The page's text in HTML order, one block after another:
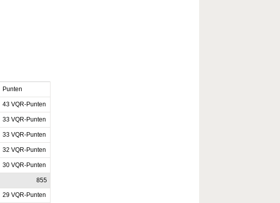
Punten
43 VQR-Punten
33 VQR-Punten
33 VQR-Punten
32 VQR-Punten
30 VQR-Punten
855
29 VQR-Punten